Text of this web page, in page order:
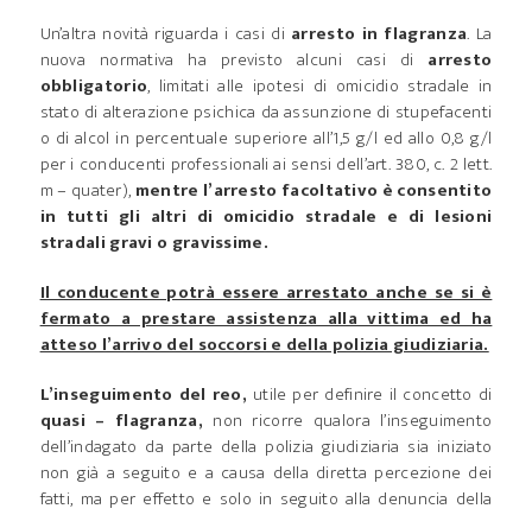
Un’altra novità riguarda i casi di arresto in flagranza. La
nuova normativa ha previsto alcuni casi di arresto
obbligatorio, limitati alle ipotesi di omicidio stradale in
stato di alterazione psichica da assunzione di stupefacenti
o di alcol in percentuale superiore all’1,5 g/l ed allo 0,8 g/l
per i conducenti professionali ai sensi dell’art. 380, c. 2 lett.
m – quater), mentre l’arresto facoltativo è consentito
in tutti gli altri di omicidio stradale e di lesioni
stradali gravi o gravissime.
Il conducente potrà essere arrestato anche se si è
fermato a prestare assistenza alla vittima ed ha
atteso l’arrivo del soccorsi e della polizia giudiziaria.
L’inseguimento del reo, utile per definire il concetto di
quasi – flagranza, non ricorre qualora l’inseguimento
dell’indagato da parte della polizia giudiziaria sia iniziato
non già a seguito e a causa della diretta percezione dei
fatti, ma per effetto e solo in seguito alla denuncia della